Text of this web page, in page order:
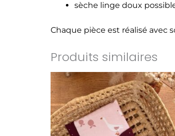
sèche linge doux
Chaque pièce est réalisé avec
Produits similaires
Ce
produit
a
plusieurs
variations.